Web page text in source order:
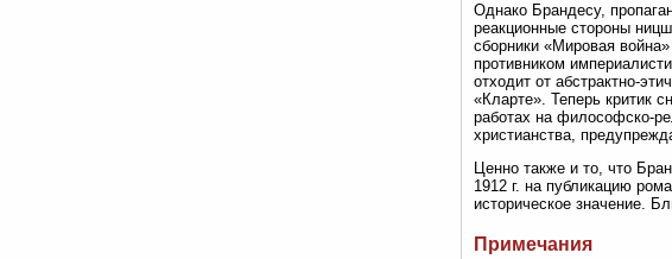
Однако Брандесу,
реакционные стороны
сборники «Мировая
противником
отходит от абстрактно-
«Кларте». Теперь критик
работах на философско-
христианства,
Ценно также и то, что
1912 г. на публикацию
историческое значение.
Примечания